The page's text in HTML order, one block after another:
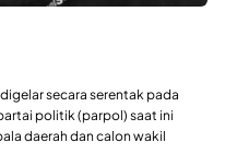
secara serentak pada
politik (parpol) saat ini
daerah dan calon wakil